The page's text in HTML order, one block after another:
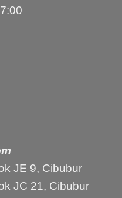
JE 9, Cibubur
JC 21, Cibubur